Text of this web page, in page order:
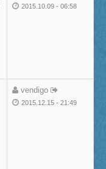
2015.10.09 - 06:58
vendigo
2015.12.15 - 21:49